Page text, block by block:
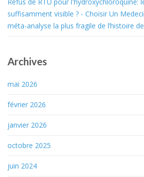
suffisamment visible ? - Choisir Un
méta-analyse la plus fragile de l’histoire
Archives
mai 2026
février 2026
janvier 2026
octobre 2025
juin 2024